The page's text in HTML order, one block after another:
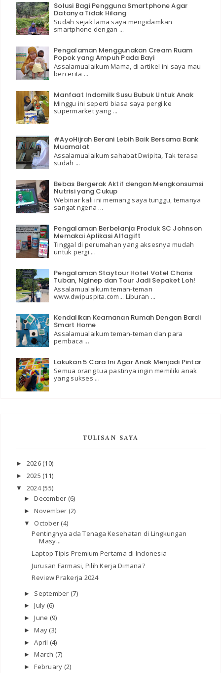
Solusi Bagi Pengguna Smartphone Agar
Datanya Tidak Hilang
Sudah sejak lama saya mengidamkan
smartphone dengan ...
Pengalaman Menggunakan Cream Ruam
Popok yang Ampuh Pada Bayi
Assalamualaikum Mama, di artikel ini saya mau
bercerita ...
Manfaat Indomilk Susu Bubuk Untuk Anak
Minggu ini seperti biasa saya pergi ke
supermarket yang ...
#AyoHijrah Berani Lebih Baik Bersama Bank
Muamalat
Assalamualaikum sahabat Dwipita, Tak terasa
sudah ...
Bebas Bergerak Aktif dengan Mengkonsumsi
Nutrisi yang Cukup
Webinar kali ini memang saya tunggu, temanya
sangat ngena ...
Pengalaman Berbelanja Produk SC Johnson
Memakai Aplikasi Alfagift
Tinggal di perumahan yang aksesnya mudah
untuk pergi ...
Pengalaman Staytour Hotel Votel Charis
Tuban, Nginep dan Tour Jadi Sepaket Loh!
Assalamualaikum teman-teman
www.dwipuspita.com... Liburan ...
Kendalikan Keamanan Rumah Dengan Bardi
Smart Home
Assalamualaikum teman-teman dan para
pembaca ...
Lakukan 5 Cara Ini Agar Anak Menjadi Pintar
Semua orang tua pastinya ingin memiliki anak
yang sukses ...
TULISAN SAYA
► 2026 (10)
► 2025 (11)
▼ 2024(55)
►December (6)
►November (2)
▼ October (4)
Pentingnya ada Tenaga Kesehatan di Lingkungan
Masy...
Laptop Tipis Premium Pertama di Indonesia
Jurusan Farmasi, Pilih Kerja Dimana?
Review Prakerja 2024
► September (7)
►July (6)
►June (9)
►May (3)
►April (4)
►March (7)
►February (2)